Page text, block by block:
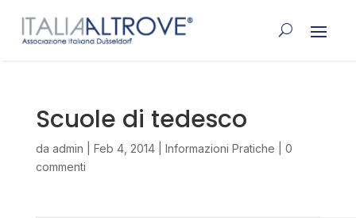
Scuole di tedesco
da admin Feb 4, 2014| Informazioni Pratiche
0
commenti